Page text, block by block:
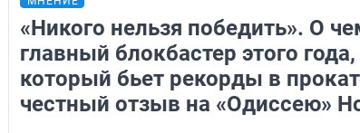
«Никого нельзя победить». О
главный блокбастер этого года,
который бьет рекорды в
честный отзыв на «Одиссею»